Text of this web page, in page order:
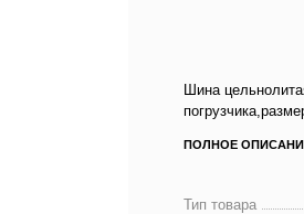
Шина
ПОЛНОЕ
Тип товара